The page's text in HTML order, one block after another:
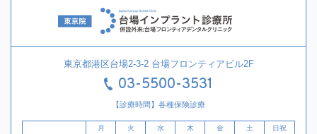
東京都港区台場2-3-2 台場フロンティアビル2F
03-5500-3531
【診療時間】各種保険診療
月 火 水 木 金 土 日祝